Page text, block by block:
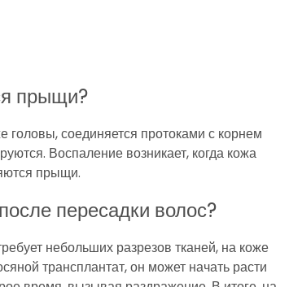
прыщи?
соединяется протоками с корнем
Воспаление возникает, когда кожа
прыщи.
пересадки волос?
небольших разрезов тканей, на коже
трансплантат, он может начать расти